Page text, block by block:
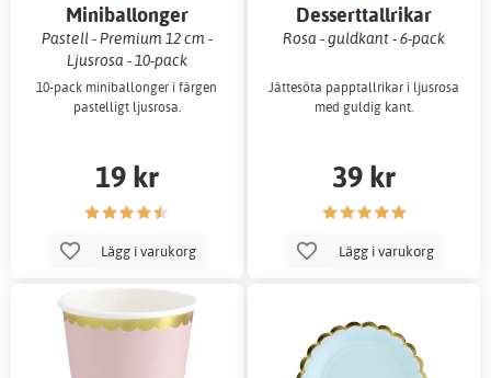
Miniballonger
Pastell - Premium 12 cm -
Ljusrosa - 10-pack
10-pack miniballonger i färgen
pastelligt ljusrosa.
19 kr
Lägg i varukorg
Desserttallrikar
Rosa - guldkant - 6-pack
Jättesöta papptallrikar i ljusrosa
med guldig kant.
39 kr
Lägg i varukorg